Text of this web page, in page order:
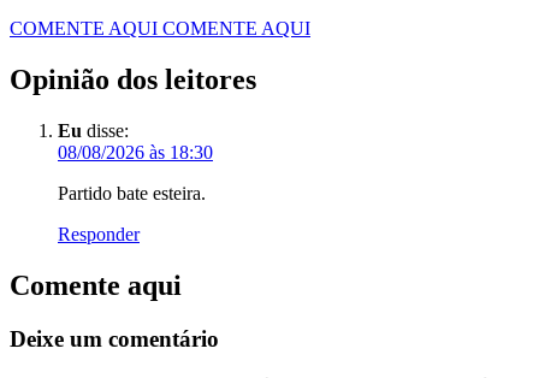
COMENTE AQUI COMENTE AQUI
Opinião dos leitores
Eu disse:
08/08/2026 às 18:30
Partido bate esteira.
Responder
Comente aqui
Deixe um comentário